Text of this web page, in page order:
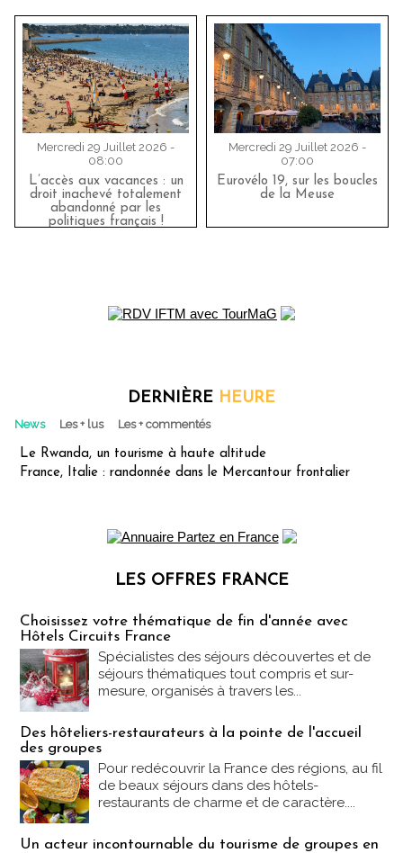
Mercredi 29 Juillet 2026 -
08:00
L’accès aux vacances : un
droit inachevé totalement
abandonné par les
politiques français !
Mercredi 29 Juillet 2026 -
07:00
Eurovélo 19, sur les boucles
de la Meuse
DERNIÈRE HEURE
News Les + lus Les + commentés
Le Rwanda, un tourisme à haute altitude
France, Italie : randonnée dans le Mercantour frontalier
LES OFFRES FRANCE
Choisissez votre thématique de fin d'année avec
Hôtels Circuits France
Spécialistes des séjours découvertes et de
séjours thématiques tout compris et sur-
mesure, organisés à travers les...
Des hôteliers-restaurateurs à la pointe de l'accueil
des groupes
Pour redécouvrir la France des régions, au fil
de beaux séjours dans des hôtels-
restaurants de charme et de caractère....
Un acteur incontournable du tourisme de groupes en